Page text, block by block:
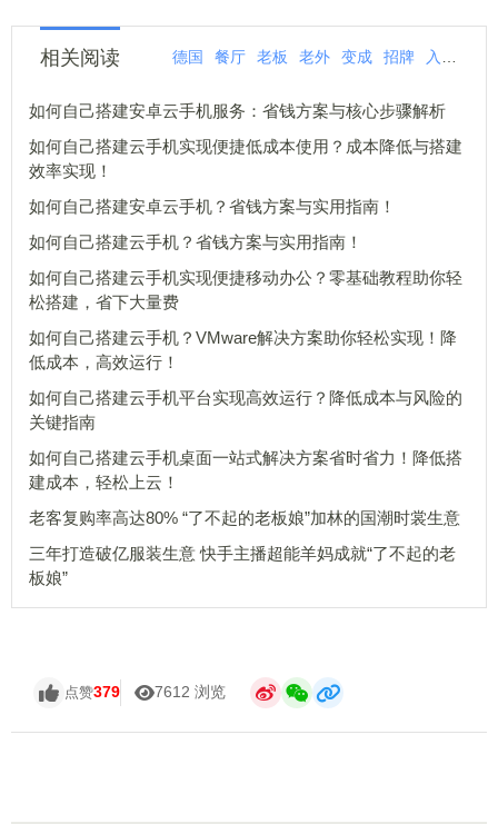
相关阅读 德国 餐厅 老板 老外 变成 招牌 入味
如何自己搭建安卓云手机服务：省钱方案与核心步骤解析
如何自己搭建云手机实现便捷低成本使用？成本降低与搭建
效率实现！
如何自己搭建安卓云手机？省钱方案与实用指南！
如何自己搭建云手机？省钱方案与实用指南！
如何自己搭建云手机实现便捷移动办公？零基础教程助你轻
松搭建，省下大量费
如何自己搭建云手机？VMware解决方案助你轻松实现！降
低成本，高效运行！
如何自己搭建云手机平台实现高效运行？降低成本与风险的
关键指南
如何自己搭建云手机桌面一站式解决方案省时省力！降低搭
建成本，轻松上云！
老客复购率高达80% “了不起的老板娘”加林的国潮时裳生意
三年打造破亿服装生意 快手主播超能羊妈成就“了不起的老
板娘”
点赞379 7612 浏览